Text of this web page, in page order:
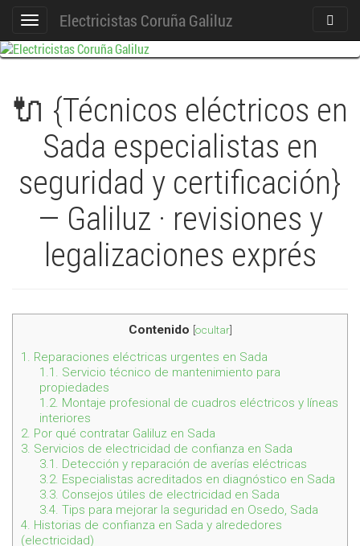
Cambiar
navegación
Act./
Electricistas Coruña Galiluz
🔌 {Técnicos eléctricos en
Sada especialistas en
seguridad y certificación}
— Galiluz · revisiones y
legalizaciones exprés
Contenido [ocultar]
1. Reparaciones eléctricas urgentes en Sada
1.1. Servicio técnico de mantenimiento para
propiedades
1.2. Montaje profesional de cuadros eléctricos y líneas
interiores
2. Por qué contratar Galiluz en Sada
3. Servicios de electricidad de confianza en Sada
3.1. Detección y reparación de averías eléctricas
3.2. Especialistas acreditados en diagnóstico en Sada
3.3. Consejos útiles de electricidad en Sada
3.4. Tips para mejorar la seguridad en Osedo, Sada
4. Historias de confianza en Sada y alrededores
(electricidad)